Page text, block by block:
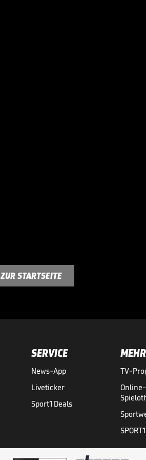
ZUR STARTSEITE
SERVICE
News-App
Liveticker
Sport1 Deals
MEHR
TV-